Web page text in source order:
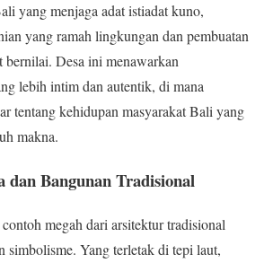
yang menjaga adat istiadat kuno,
yang ramah lingkungan dan pembuatan
bernilai. Desa ini menawarkan
lebih intim dan autentik, di mana
tentang kehidupan masyarakat Bali yang
makna.
Bangunan Tradisional
megah dari arsitektur tradisional
simbolisme. Yang terletak di tepi laut,